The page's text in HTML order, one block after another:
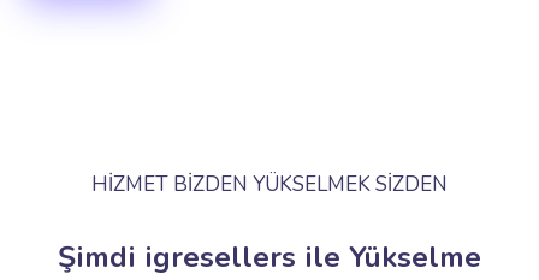
HİZMET BİZDEN YÜKSELMEK SİZDEN
Şimdi igresellers ile Yükselme